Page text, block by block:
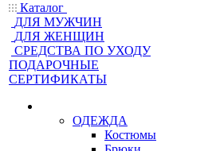
Каталог
ДЛЯ МУЖЧИН
ДЛЯ ЖЕНЩИН
CРЕДСТВА ПО УХОДУ
ПОДАРОЧНЫЕ
СЕРТИФИКАТЫ
ОДЕЖДА
Костюмы